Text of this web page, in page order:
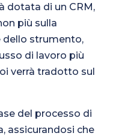
dotata di un CRM,
più sulla
dello strumento,
di lavoro più
verrà tradotto sul
del processo di
assicurandosi che